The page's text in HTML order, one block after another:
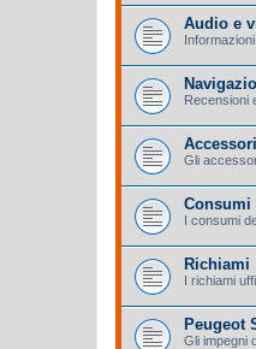
Audio e
Recensioni
Gli
Consumi
I consumi
Richiami
I richiami
Peugeot
Gli impegni